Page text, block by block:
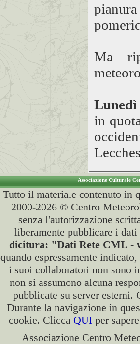
Ma
Lunedì
in
Associazione Culturale
Tutto il materiale contenuto in
2000-2026 © Centro
senza l'autorizzazione
liberamente pubblicare i
dicitura: "Dati Rete CML -
quando espressamente
i suoi collaboratori non sono
non si assumono alcuna
pubblicate su server esterni.
Durante la navigazione in
cookie. Clicca QUI per
Associazione Centro